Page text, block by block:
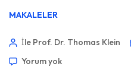
MAKALELER
İle Prof. Dr. Thomas Klein
Yorum yok